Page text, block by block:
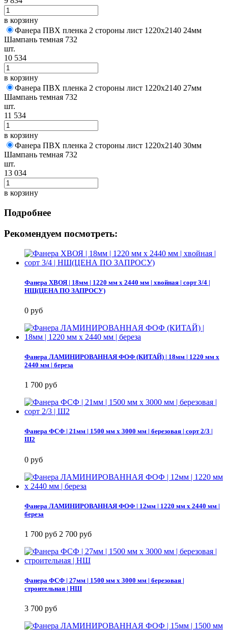
в корзину
Фанера ПВХ пленка 2 стороны лист 1220х2140 24мм
Шампань темная 732
шт.
10 534
в корзину
Фанера ПВХ пленка 2 стороны лист 1220х2140 27мм
Шампань темная 732
шт.
11 534
в корзину
Фанера ПВХ пленка 2 стороны лист 1220х2140 30мм
Шампань темная 732
шт.
13 034
в корзину
Подробнее
Рекомендуем посмотреть:
Фанера ХВОЯ | 18мм | 1220 мм х 2440 мм | хвойная | сорт 3/4 |
НШ(ЦЕНА ПО ЗАПРОСУ)
0 руб
Фанера ЛАМИНИРОВАННАЯ ФОФ (КИТАЙ) | 18мм | 1220 мм х
2440 мм | береза
1 700 руб
Фанера ФСФ | 21мм | 1500 мм х 3000 мм | березовая | сорт 2/3 |
Ш2
0 руб
Фанера ЛАМИНИРОВАННАЯ ФОФ | 12мм | 1220 мм х 2440 мм |
береза
1 700 руб 2 700 руб
Фанера ФСФ | 27мм | 1500 мм х 3000 мм | березовая |
строительная | НШ
3 700 руб